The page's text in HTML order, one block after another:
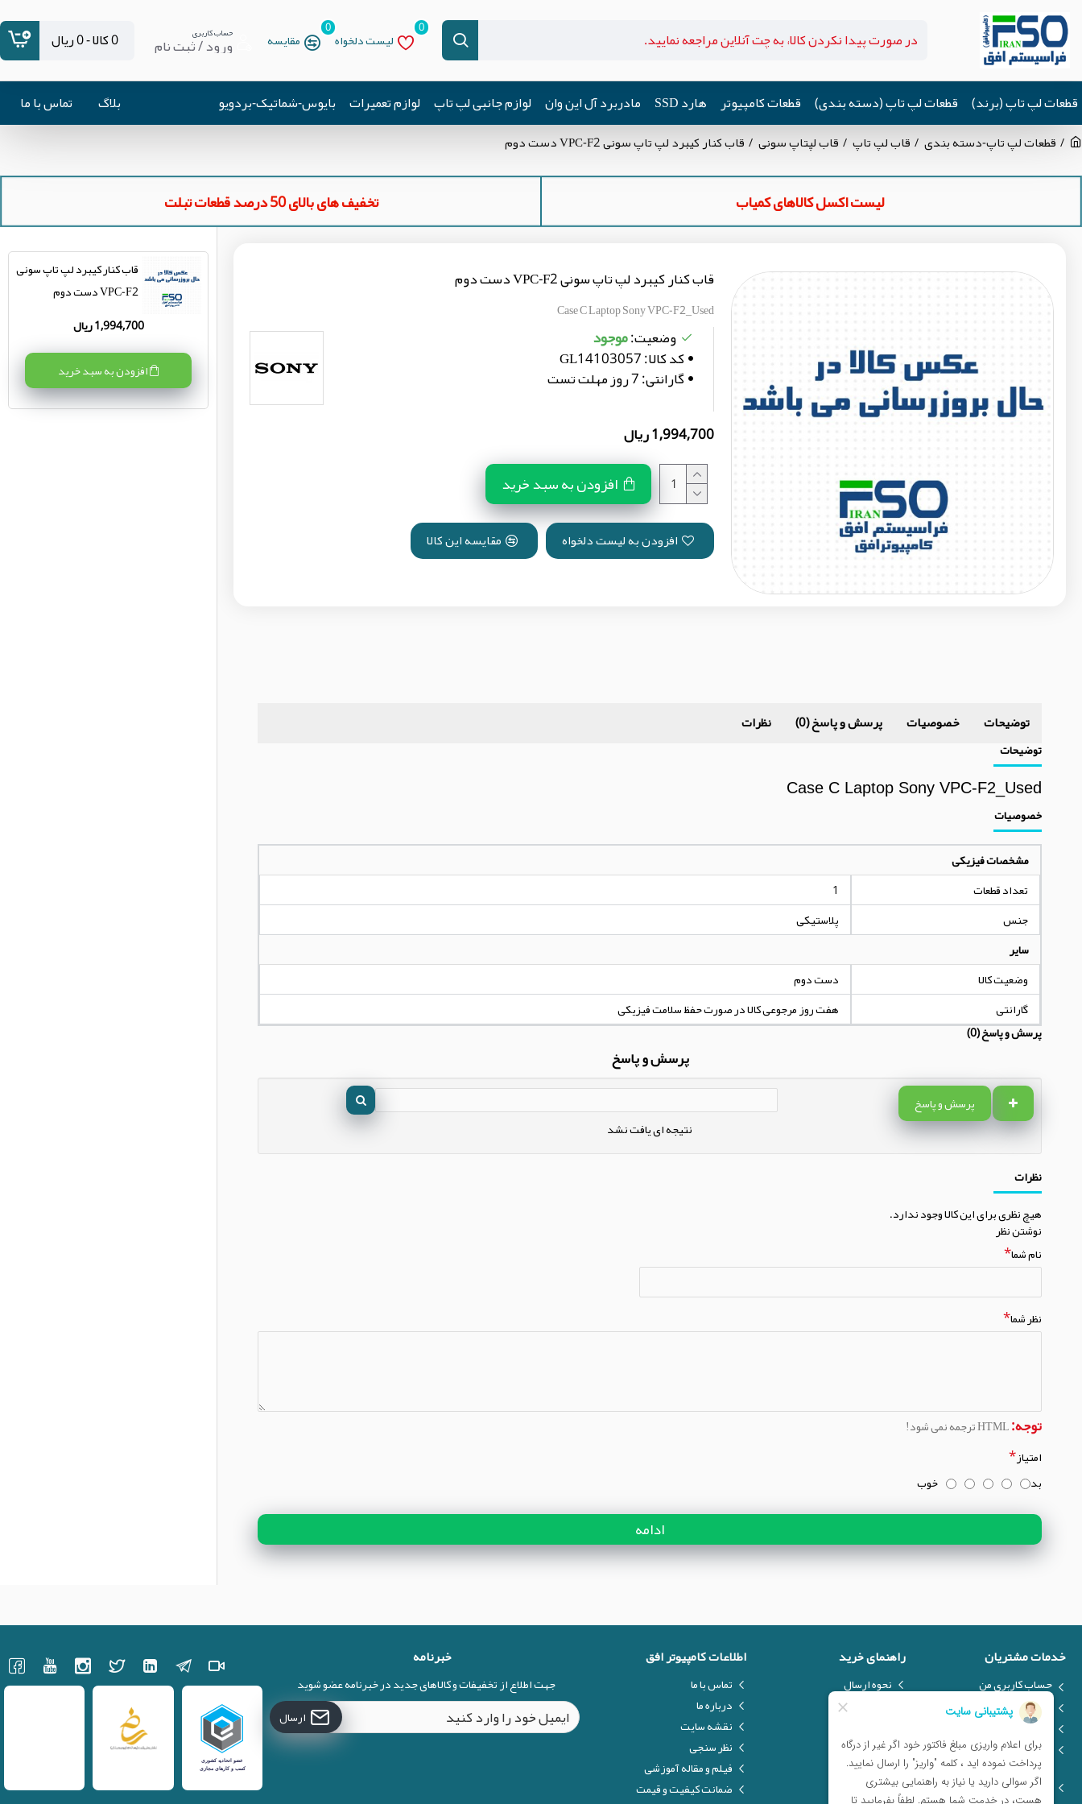
لیست دلخواه
0
مقایسه
0 حساب کاربری
ورود / ثبت نام 0 کالا - 0 ریال
قطعات لپ تاپ (برند) قطعات لپ تاپ (دسته بندی) قطعات کامپیوتر هارد SSD مادربرد آل این وان لوازم جانبی لپ تاپ لوازم تعمیرات بایوس-شماتیک-بردویو بلاگ تماس با ما
قطعات لپ تاپ-دسته بندی قاب لپ تاپ قاب لپتاپ سونی قاب کنار کیبرد لپ تاپ سونی VPC-F2 دست دوم
لیست اکسل کالاهای کمیاب تخفیف های بالای 50 درصد قطعات تبلت
قاب کنار کیبرد لپ تاپ سونی VPC-F2 دست دوم
Case C Laptop Sony VPC-F2_Used
وضعیت:موجود
کد کالا:GL14103057
گارانتی:7 روز مهلت تست
1,994,700 ریال
افزودن به سبد خرید
افزودن به لیست دلخواه مقایسه این کالا
توضیحات خصوصیات پرسش و پاسخ (0) نظرات
توضیحات
Case C Laptop Sony VPC-F2_Used
خصوصیات
مشخصات فیزیکی
تعداد قطعات
1
جنس
پلاستیکی
سایر
وضعیت کالا
دست دوم
گارانتی
هفت روز مرجوعی کالا در صورت حفظ سلامت فیزیکی
پرسش و پاسخ (0)
پرسش و پاسخ
پرسش و پاسخ
نتیجه ای یافت نشد
نظرات
هیچ نظری برای این کالا وجود ندارد.
نوشتن نظر
نام شما
نظر شما
توجه:
امتیاز
بد
خوب
ادامه
قاب کنار کیبرد لپ تاپ سونی
VPC-F2 دست دوم
1,994,700 ریال
افزودن به سبد خرید
خدمات مشتریان
حساب کاربری من
ارسال فایل
درخواست کالا
فرم انتقادات و پیشنهادات
مشتریان
مراکز خدمات پس از فروش
راهنمای خرید
نحوه ارسال
نحوه پرداخت
فروش ویژه
اطلاعات کامپیوتر افق
تماس با ما
درباره ما
نقشه سایت
نظر سنجی
فیلم و مقاله آموزشی
ضمانت کیفیت و قیمت
خبرنامه
جهت اطلاع از تخفیفات و کالاهای جدید در خبرنامه عضو شوید
ارسال